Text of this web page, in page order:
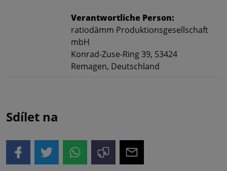
Verantwortliche Person:
ratiodämm Produktions­gesellschaft
mbH
Konrad-Zuse-Ring 39, 53424
Remagen, Deutschland
Sdílet na